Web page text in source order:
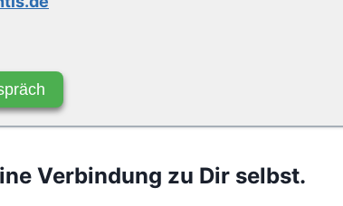
Verbindung zu Dir selbst.